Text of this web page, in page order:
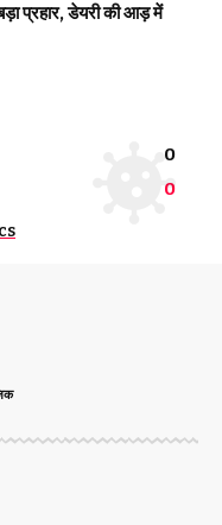
प्रहार, डेयरी की आड़ में
0
0